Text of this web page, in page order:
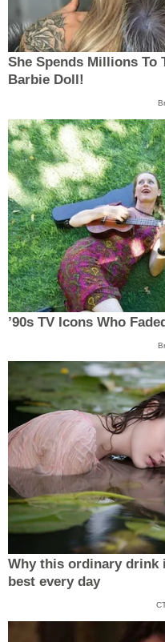
She Spends Millions To
Barbie Doll!
’90s TV Icons Who
Why this ordinary drink
best every day